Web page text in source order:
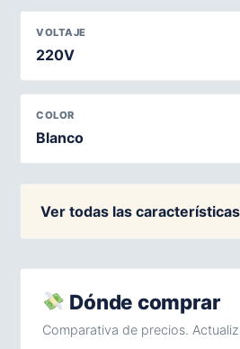
VOLTAJE
220V
COLOR
Blanco
Ver todas las
Dónde comprar
Comparativa de precios.